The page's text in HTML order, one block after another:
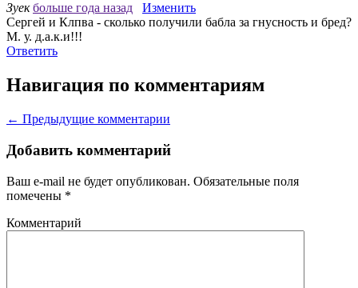
Зуек больше года назад
Изменить
Сергей и Клпва - сколько получили бабла за гнусность и бред?
М. у. д.а.к.и!!!
Ответить
Навигация по комментариям
← Предыдущие комментарии
Добавить комментарий
Ваш e-mail не будет опубликован. Обязательные поля
помечены *
Комментарий